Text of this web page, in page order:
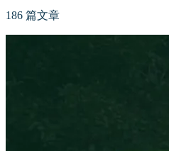
186 篇文章